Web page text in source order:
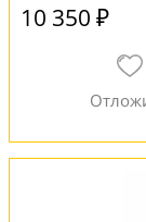
10 350 ₽